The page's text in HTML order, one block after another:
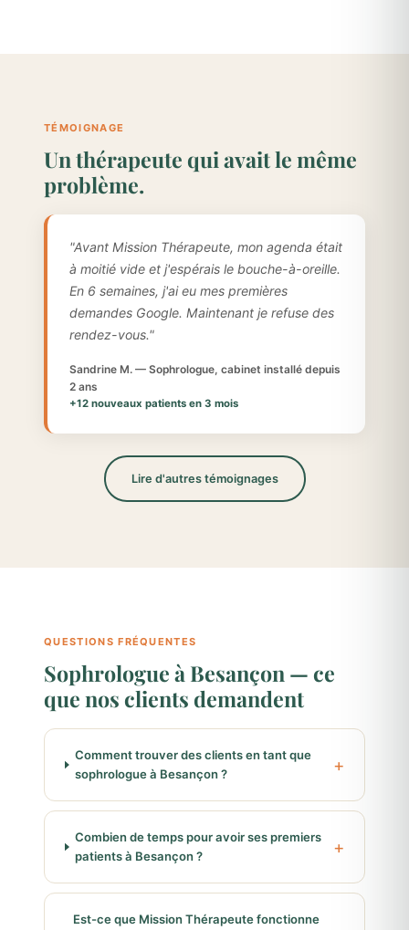
TÉMOIGNAGE
Un thérapeute qui avait le même
problème.
"Avant Mission Thérapeute, mon agenda était
à moitié vide et j'espérais le bouche-à-oreille.
En 6 semaines, j'ai eu mes premières
demandes Google. Maintenant je refuse des
rendez-vous."
Sandrine M. — Sophrologue, cabinet installé depuis
2 ans
+12 nouveaux patients en 3 mois
Lire d'autres témoignages
QUESTIONS FRÉQUENTES
Sophrologue à Besançon — ce
que nos clients demandent
Comment trouver des clients en tant que
sophrologue à Besançon ?
Combien de temps pour avoir ses premiers
patients à Besançon ?
Est-ce que Mission Thérapeute fonctionne